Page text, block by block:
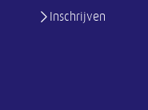
Inschrijven